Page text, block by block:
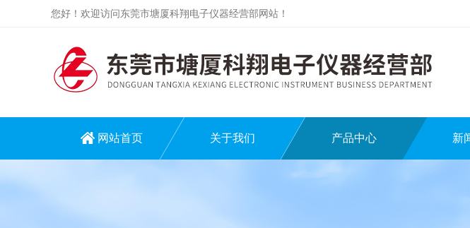
您好！欢迎访问东莞市塘厦科翔电子仪器经营部网站！
网站首页 关于我们 产品中心 新